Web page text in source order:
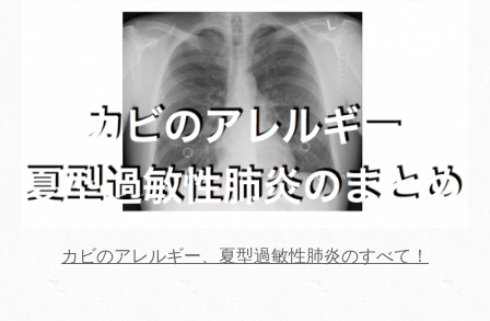
カビのアレルギー、夏型過敏性肺炎のすべて！